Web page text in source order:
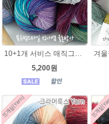
10+1개 서비스 매직그라데이션 나염뜨개실 가벼운 뜨개실 목도리 뜨개질 털실
5,200원